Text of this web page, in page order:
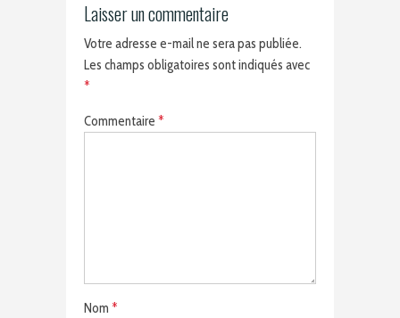
Laisser un commentaire
Votre adresse e-mail ne sera pas publiée.
Les champs obligatoires sont indiqués avec
*
Commentaire *
Nom *